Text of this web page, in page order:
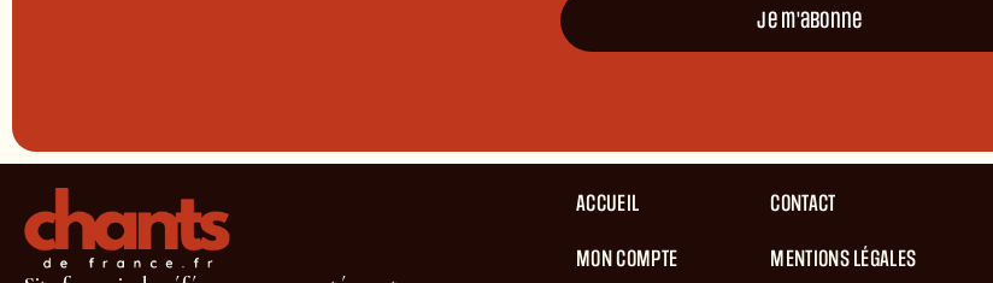
Je m'abonne
ACCUEIL
MON COMPTE
CONTACT
MENTIONS LÉGALES